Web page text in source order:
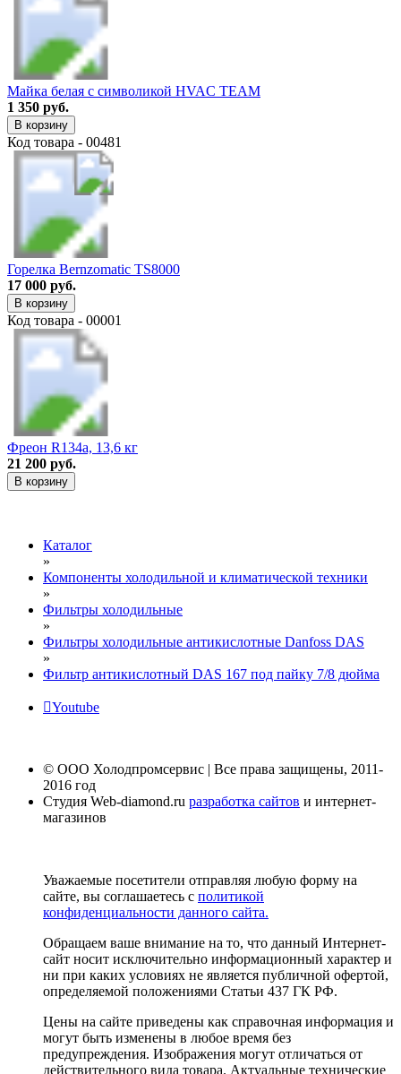
Майка белая с символикой HVAC TEAM
1 350 руб.
В корзину
Код товара - 00481
Горелка Bernzomatic TS8000
17 000 руб.
В корзину
Код товара - 00001
Фреон R134a, 13,6 кг
21 200 руб.
В корзину
Каталог
»
Компоненты холодильной и климатической техники
»
Фильтры холодильные
»
Фильтры холодильные антикислотные Danfoss DAS
»
Фильтр антикислотный DAS 167 под пайку 7/8 дюйма
Youtube
© ООО Холодпромсервис | Все права защищены, 2011-
2016 год
Студия Web-diamond.ru разработка сайтов и интернет-
магазинов
Уважаемые посетители отправляя любую форму на
сайте, вы соглашаетесь с политикой
конфиденциальности данного сайта.
Обращаем ваше внимание на то, что данный Интернет-
сайт носит исключительно информационный характер и
ни при каких условиях не является публичной офертой,
определяемой положениями Статьи 437 ГК РФ.
Цены на сайте приведены как справочная информация и
могут быть изменены в любое время без
предупреждения. Изображения могут отличаться от
действительного вида товара. Актуальные технические